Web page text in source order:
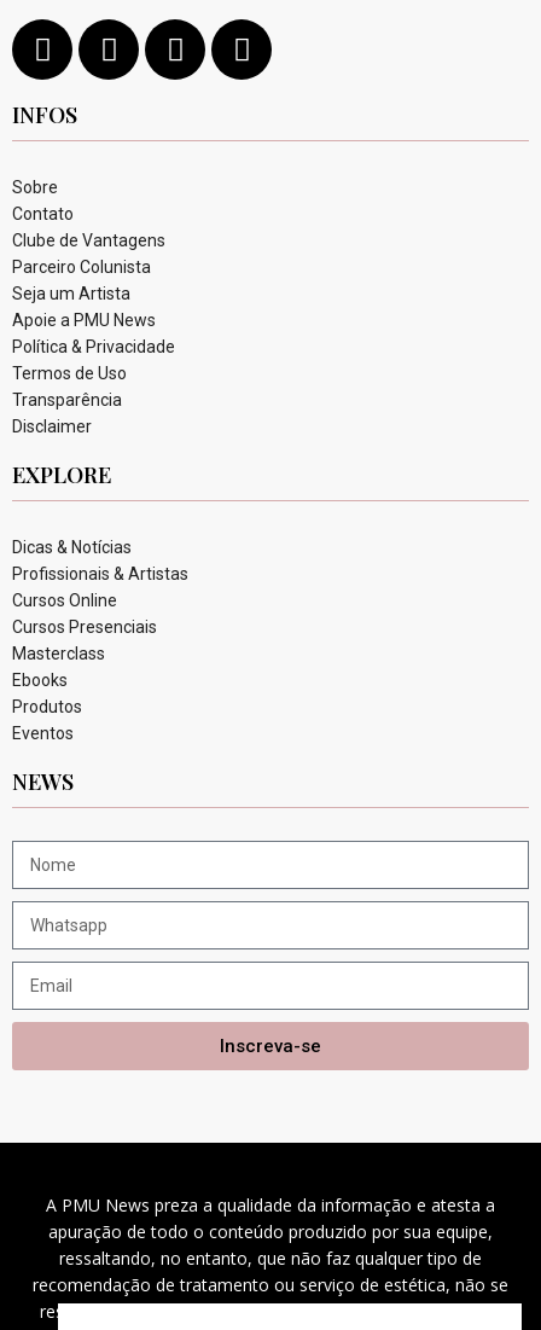
INFOS
Sobre
Contato
Clube de Vantagens
Parceiro Colunista
Seja um Artista
Apoie a PMU News
Política & Privacidade
Termos de Uso
Transparência
Disclaimer
EXPLORE
Dicas & Notícias
Profissionais & Artistas
Cursos Online
Cursos Presenciais
Masterclass
Ebooks
Produtos
Eventos
NEWS
Inscreva-se
A PMU News preza a qualidade da informação e atesta a
apuração de todo o conteúdo produzido por sua equipe,
ressaltando, no entanto, que não faz qualquer tipo de
recomendação de tratamento ou serviço de estética, não se
responsabilizando por problemas de saúde, danos a saúde